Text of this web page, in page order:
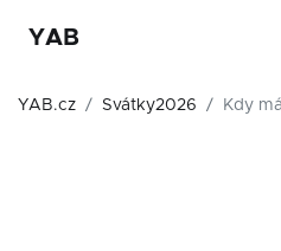
YAB
YAB.cz Svátky2026 Kdy